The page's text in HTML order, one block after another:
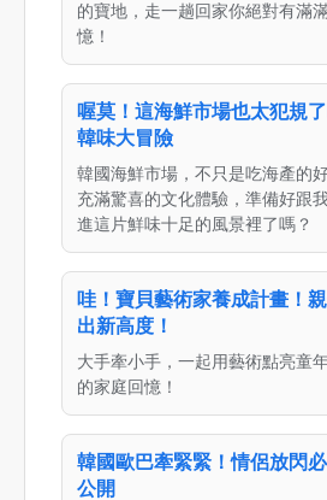
的寶地，走一趟回家你絕對有滿
憶！
喔莫！這海鮮市場也太犯規
韓味大冒險
韓國海鮮市場，不只是吃海產的
充滿驚喜的文化體驗，準備好跟我
進這片鮮味十足的風景裡了嗎？
哇！寶貝藝術家養成計畫！
出新高度！
大手牽小手，一起用藝術點亮童
的家庭回憶！
韓國歐巴牽緊緊！情侶放閃
公開